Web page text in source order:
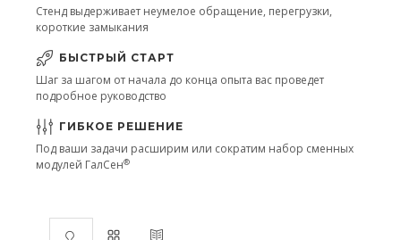
Стенд выдерживает неумелое обращение, перегрузки,
короткие замыкания
БЫСТРЫЙ СТАРТ
Шаг за шагом от начала до конца опыта вас проведет
подробное руководство
ГИБКОЕ РЕШЕНИЕ
Под ваши задачи расширим или сократим набор сменных
модулей ГалСен®